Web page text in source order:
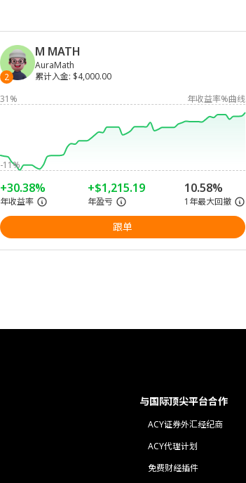
2
M MATH
AuraMath
累计入金: $4,000.00
31%
年收益率%曲线
-11%
+30.38%
年收益率
+$1,215.19
年盈亏
10.58%
1年最大回撤
跟单
与国际顶尖平台合作
ACY证券外汇经纪商
ACY代理计划
免费财经插件